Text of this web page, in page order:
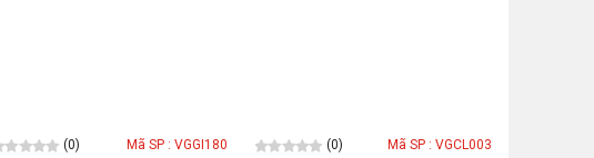
(0) Mã SP : VGGI180 (0) Mã SP : VGCL003